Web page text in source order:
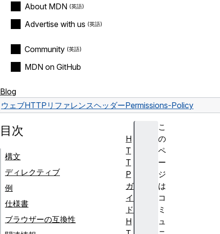
About MDN
Advertise with us
Community
MDN on GitHub
Blog
ウェブHTTP リファレンスヘッダーPermissions-Policy
こ
の
ペ
ー
ジ
は
コ
ミ
ュ
目次
構文
ディレクティブ
例
仕様書
ブラウザーの互換性
H
T
T
P
ガ
イ
ド
H